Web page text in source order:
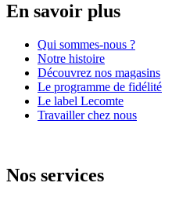
En savoir plus
Qui sommes-nous ?
Notre histoire
Découvrez nos magasins
Le programme de fidélité
Le label Lecomte
Travailler chez nous
Nos services